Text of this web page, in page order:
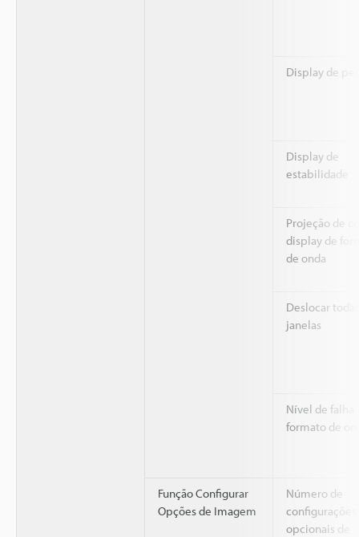
Display de
Display de
estabilidade
Projeção de
display de
de onda
Deslocar
janelas
Nível de falha
formato de
Função Configurar
Opções de Imagem
Número de
configurações
opcionais de